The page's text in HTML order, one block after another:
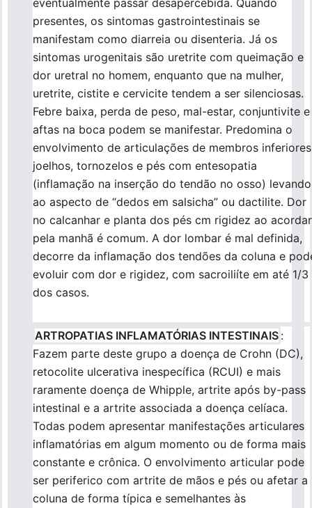
eventualmente passar desapercebida. Quando
presentes, os sintomas gastrointestinais se
manifestam como diarreia ou disenteria. Já os
sintomas urogenitais são uretrite com queimação e
dor uretral no homem, enquanto que na mulher,
uretrite, cistite e cervicite tendem a ser silenciosas.
Febre baixa, perda de peso, mal-estar, conjuntivite e
aftas na boca podem se manifestar. Predomina o
envolvimento de articulações de membros
joelhos, tornozelos e pés com entesopatia
(inflamação na inserção do tendão no osso) levando
ao aspecto de “dedos em salsicha” ou dactilite. Dor
no calcanhar e planta dos pés cm rigidez ao acordar
pela manhã é comum. A dor lombar é mal definida,
decorre da inflamação dos tendões da coluna e
evoluir com dor e rigidez, com sacroiliíte em até 1/3
dos casos.
ARTROPATIAS INFLAMATÓRIAS INTESTINAIS :
Fazem parte deste grupo a doença de Crohn (DC),
retocolite ulcerativa inespecífica (RCUI) e mais
raramente doença de Whipple, artrite após by-pass
intestinal e a artrite associada a doença celíaca.
Todas podem apresentar manifestações articulares
inflamatórias em algum momento ou de forma mais
constante e crônica. O envolvimento articular pode
ser periferico com artrite de mãos e pés ou afetar a
coluna de forma típica e semelhantes às